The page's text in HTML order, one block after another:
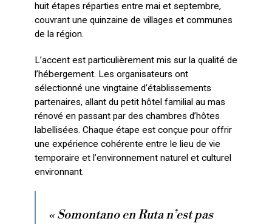
huit étapes réparties entre mai et septembre,
couvrant une quinzaine de villages et communes
de la région.
L’accent est particulièrement mis sur la qualité de
l’hébergement. Les organisateurs ont
sélectionné une vingtaine d’établissements
partenaires, allant du petit hôtel familial au mas
rénové en passant par des chambres d’hôtes
labellisées. Chaque étape est conçue pour offrir
une expérience cohérente entre le lieu de vie
temporaire et l’environnement naturel et culturel
environnant.
« Somontano en Ruta n’est pas